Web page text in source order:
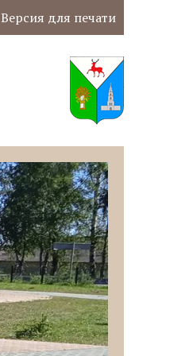
Версия для печати